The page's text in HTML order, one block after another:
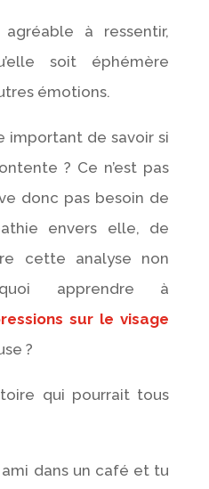
à ressentir,
soit éphémère
émotions.
important de savoir si
? Ce n’est pas
donc pas besoin de
envers elle, de
cette analyse non
apprendre à
sur le visage
?
qui pourrait tous
dans un café et tu